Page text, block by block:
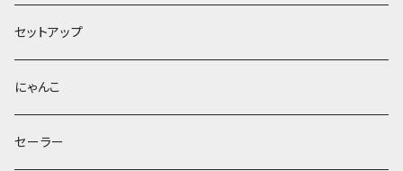
セットアップ
にゃんこ
セーラー